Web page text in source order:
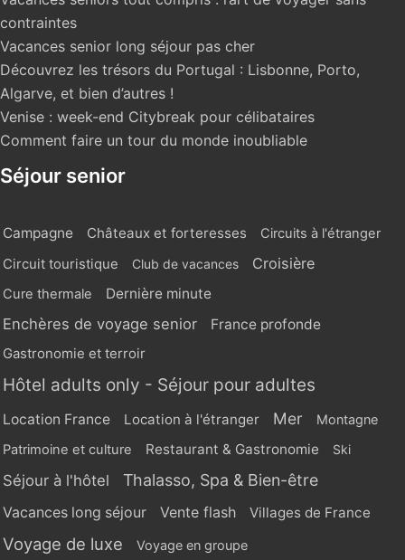
contraintes
Vacances senior long séjour pas cher
Découvrez les trésors du Portugal : Lisbonne, Porto,
Algarve, et bien d’autres !
Venise : week-end Citybreak pour célibataires
Comment faire un tour du monde inoubliable
Séjour senior
Campagne Châteaux et forteresses
Circuits à l'étranger
Circuit touristique
Club de vacances Croisière
Cure thermale Dernière minute
Enchères de voyage senior
France profonde
Gastronomie et terroir
Hôtel adults only - Séjour pour adultes
Location France Location à l'étranger Mer Montagne
Patrimoine et culture Restaurant & Gastronomie Ski
Séjour à l'hôtel Thalasso, Spa & Bien-être
Vacances long séjour Vente flash Villages de France
Voyage de luxe Voyage en groupe